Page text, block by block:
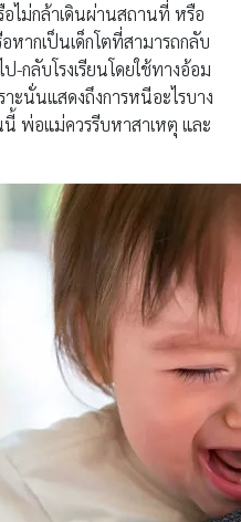
ไม่กล้าเดินผ่านสถานที่ หรือ
หากเป็นเด็กโตที่สามารถกลับ
-กลับโรงเรียนโดยใช้ทางอ้อม
ะนั่นแสดงถึงการหนีอะไรบาง
นี้ พ่อแม่ควรรีบหาสาเหตุ และ